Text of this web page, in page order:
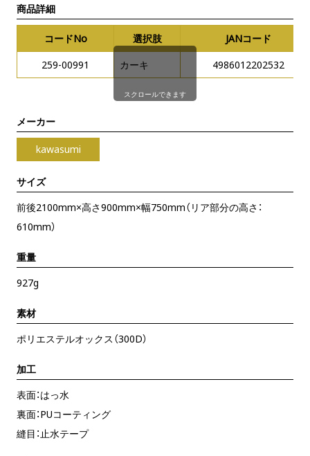
商品詳細
コードNo 選択肢
JANコード
259-00991
カーキ 4986012202532
スクロールできます
メーカー
kawasumi
サイズ
前後2100mm×高さ900mm×幅750mm（リア部分の高さ：
610mm）
重量
927g
素材
ポリエステルオックス（300D）
加工
表面：はっ水
裏面：PUコーティング
縫目：止水テープ